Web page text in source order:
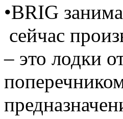
•BRIG
сейчас
– это лодки